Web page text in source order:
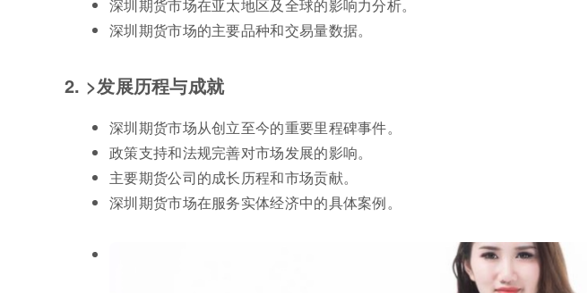
深圳期货市场在亚太地区及全球的影响力分析。
深圳期货市场的主要品种和交易量数据。
2. >发展历程与成就
深圳期货市场从创立至今的重要里程碑事件。
政策支持和法规完善对市场发展的影响。
主要期货公司的成长历程和市场贡献。
深圳期货市场在服务实体经济中的具体案例。